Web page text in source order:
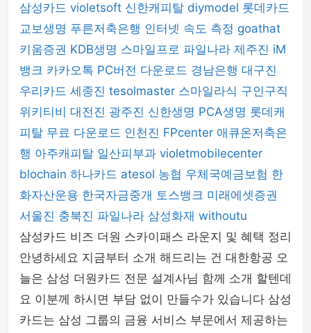
삼성카드 violetsoft 신한캐피탈 diymodel 롯데카드
교보생명 푸른저축은행 인터넷 속도 측정 goathat
키움증권 KDB생명 스마일프로 파일나라 제주진 iM
뱅크 카카오톡 PC버전 다운로드 경남은행 대구진
우리카드 세종진 tesolmaster 스마일라식 구인구직
위키티비 대전진 광주진 신한생명 PCA생명 롯데캐
피탈 무료 다운로드 인천진 FPcenter 애큐온저축은
행 아주캐피탈 일산피부과 violetmobilecenter
blochain 하나카드 atesol 농협 우체국예금보험 한
화자산운용 한국자금중개 토스뱅크 미래에셋증권
서울진 충북진 파일나라 삼성화재 withoutu
삼성카드 비즈 더원 스카이패스 라운지 및 혜택 정리
안녕하세요 지금부터 소개 해드리는 건 대한항공 오
늘은 삼성 더원카드 전문 설계사님 함께 소개 할텐데
요 이분께 하시면 부담 없이 만들수가 있습니다 삼성
카드는 삼성 그룹의 금융 서비스 부문에서 제공하는